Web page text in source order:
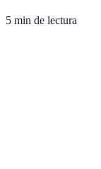
5 min de lectura